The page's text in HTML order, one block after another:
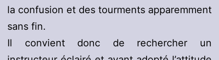
la confusion et des tourments apparemment
sans fin.
Il convient donc de rechercher un